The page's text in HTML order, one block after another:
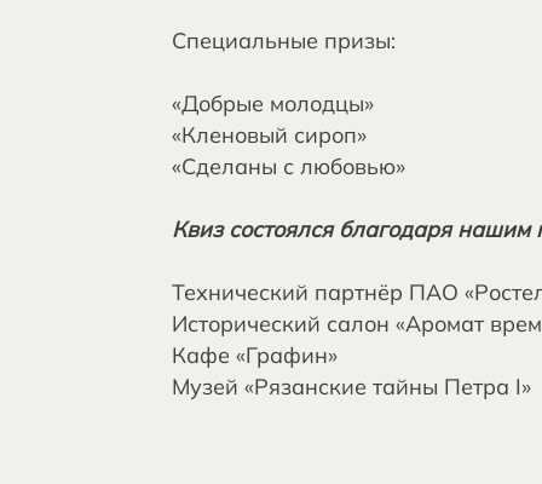
Специальные призы:
«Добрые молодцы»
«Кленовый сироп»
«Сделаны с любовью»
Квиз состоялся благодаря нашим
Технический партнёр ПАО
Исторический салон «Аромат
Кафе «Графин»
Музей «Рязанские тайны Петра I»